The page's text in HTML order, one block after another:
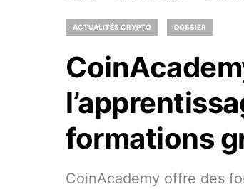
ACTUALITÉS CRYPTO DOSSIER
formations
CoinAcademy offre des